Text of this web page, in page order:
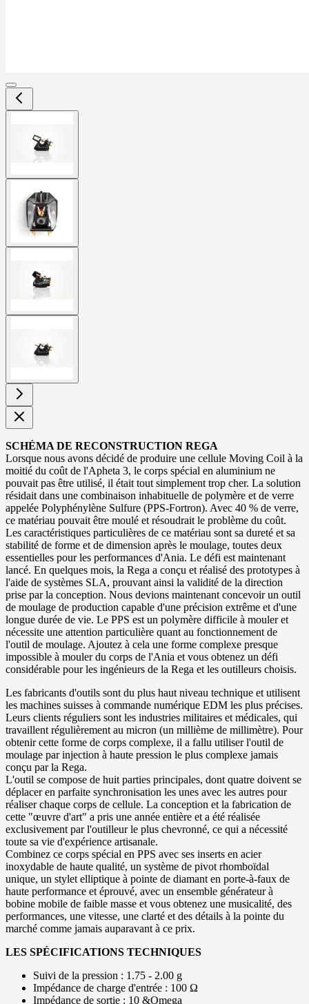
image
larger
image
image
SCHÉMA DE RECONSTRUCTION REGA
Lorsque nous avons décidé de produire une cellule Moving Coil à la
moitié du coût de l'Apheta 3, le corps spécial en aluminium ne
pouvait pas être utilisé, il était tout simplement trop cher. La solution
résidait dans une combinaison inhabituelle de polymère et de verre
appelée Polyphénylène Sulfure (PPS-Fortron). Avec 40 % de verre,
ce matériau pouvait être moulé et résoudrait le problème du coût.
Les caractéristiques particulières de ce matériau sont sa dureté et sa
stabilité de forme et de dimension après le moulage, toutes deux
essentielles pour les performances d'Ania. Le défi est maintenant
lancé. En quelques mois, la Rega a conçu et réalisé des prototypes à
l'aide de systèmes SLA, prouvant ainsi la validité de la direction
prise par la conception. Nous devions maintenant concevoir un outil
de moulage de production capable d'une précision extrême et d'une
longue durée de vie. Le PPS est un polymère difficile à mouler et
nécessite une attention particulière quant au fonctionnement de
l'outil de moulage. Ajoutez à cela une forme complexe presque
impossible à mouler du corps de l'Ania et vous obtenez un défi
considérable pour les ingénieurs de la Rega et les outilleurs choisis.
Les fabricants d'outils sont du plus haut niveau technique et utilisent
les machines suisses à commande numérique EDM les plus précises.
Leurs clients réguliers sont les industries militaires et médicales, qui
travaillent régulièrement au micron (un millième de millimètre). Pour
obtenir cette forme de corps complexe, il a fallu utiliser l'outil de
moulage par injection à haute pression le plus complexe jamais
conçu par la Rega.
L'outil se compose de huit parties principales, dont quatre doivent se
déplacer en parfaite synchronisation les unes avec les autres pour
réaliser chaque corps de cellule. La conception et la fabrication de
cette "œuvre d'art" a pris une année entière et a été réalisée
exclusivement par l'outilleur le plus chevronné, ce qui a nécessité
toute sa vie d'expérience artisanale.
Combinez ce corps spécial en PPS avec ses inserts en acier
inoxydable de haute qualité, un système de pivot rhomboïdal
unique, un stylet elliptique à pointe de diamant en porte-à-faux de
haute performance et éprouvé, avec un ensemble générateur à
bobine mobile de faible masse et vous obtenez une musicalité, des
performances, une vitesse, une clarté et des détails à la pointe du
marché comme jamais auparavant à ce prix.
LES SPÉCIFICATIONS TECHNIQUES
Suivi de la pression : 1.75 - 2.00 g
Impédance de charge d'entrée : 100 Ω
Impédance de sortie : 10 &Omega